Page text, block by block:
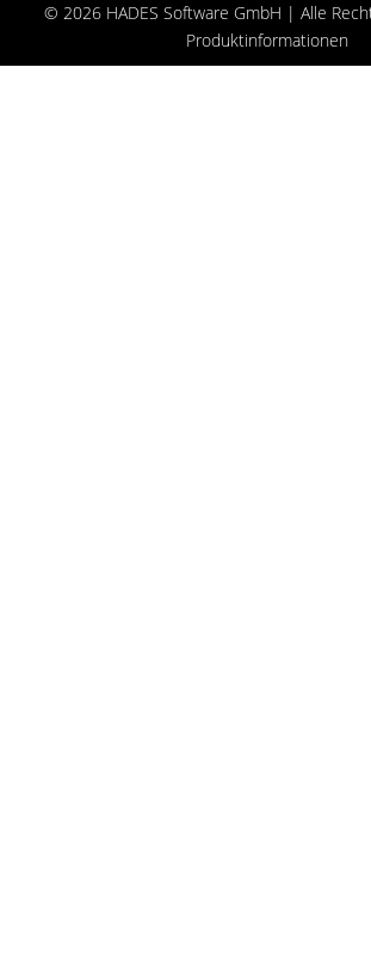
© 2026 HADES Software GmbH | Alle
Produktinformationen